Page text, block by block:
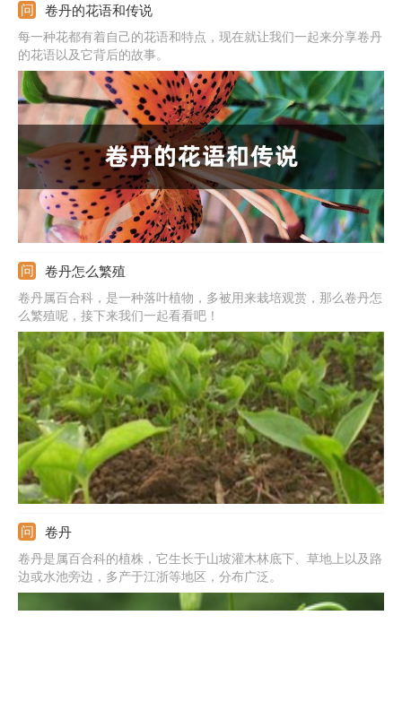
卷丹的花语和传说
每一种花都有着自己的花语和特点，现在就让我们一起来分享卷丹
的花语以及它背后的故事。
卷丹怎么繁殖
卷丹属百合科，是一种落叶植物，多被用来栽培观赏，那么卷丹怎
么繁殖呢，接下来我们一起看看吧！
卷丹
卷丹是属百合科的植株，它生长于山坡灌木林底下、草地上以及路
边或水池旁边，多产于江浙等地区，分布广泛。